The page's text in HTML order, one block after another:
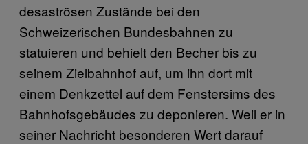
desaströsen Zustände bei den
Schweizerischen Bundesbahnen zu
statuieren und behielt den Becher bis zu
seinem Zielbahnhof auf, um ihn dort mit
einem Denkzettel auf dem Fenstersims des
Bahnhofsgebäudes zu deponieren. Weil er in
seiner Nachricht besonderen Wert darauf